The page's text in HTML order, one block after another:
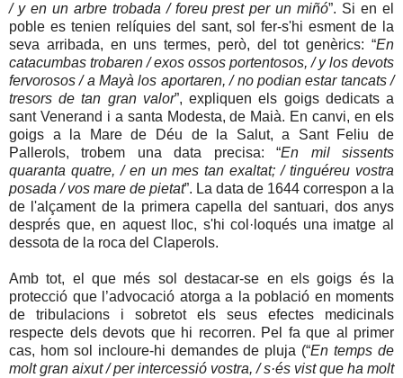
/ y en un arbre trobada / foreu prest per un miñó”. Si en el
poble es tenien relíquies del sant, sol fer-s'hi esment de la
seva arribada, en uns termes, però, del tot genèrics: “En
catacumbas trobaren / exos ossos portentosos, / y los devots
fervorosos / a Mayà los aportaren, / no podian estar tancats /
tresors de tan gran valor”, expliquen els goigs dedicats a
sant Venerand i a santa Modesta, de Maià. En canvi, en els
goigs a la Mare de Déu de la Salut, a Sant Feliu de
Pallerols, trobem una data precisa: “En mil sissents
quaranta quatre, / en un mes tan exaltat; / tinguéreu vostra
posada / vos mare de pietat”. La data de 1644 correspon a la
de l'alçament de la primera capella del santuari, dos anys
després que, en aquest lloc, s'hi col·loqués una imatge al
dessota de la roca del Claperols.
Amb tot, el que més sol destacar-se en els goigs és la
protecció que l’advocació atorga a la població en moments
de tribulacions i sobretot els seus efectes medicinals
respecte dels devots que hi recorren. Pel fa que al primer
cas, hom sol incloure-hi demandes de pluja (“En temps de
molt gran aixut / per intercessió vostra, / s·és vist que ha molt